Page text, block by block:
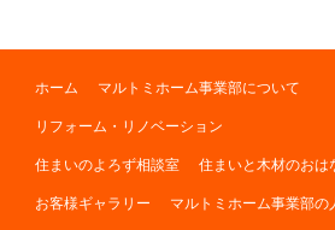
ホーム マルトミホーム事業部について
リフォーム・リノベーション
住まいのよろず相談室 住まいと木材のおは
お客様ギャラリー マルトミホーム事業部の